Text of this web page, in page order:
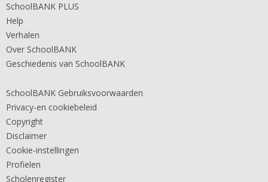
SchoolBANK PLUS
Help
Verhalen
Over SchoolBANK
Geschiedenis van SchoolBANK
SchoolBANK Gebruiksvoorwaarden
Privacy-en cookiebeleid
Copyright
Disclaimer
Cookie-instellingen
Profielen
Scholenregister